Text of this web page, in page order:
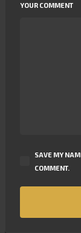
YOUR COMMENT
SAVE MY
COMMENT.